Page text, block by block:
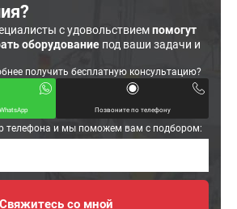
с удовольствиемпомогут
оборудование под ваши задачи и
получить бесплатную консультацию?
Позвоните по телефону
телефона и мы поможем вам с подбором: